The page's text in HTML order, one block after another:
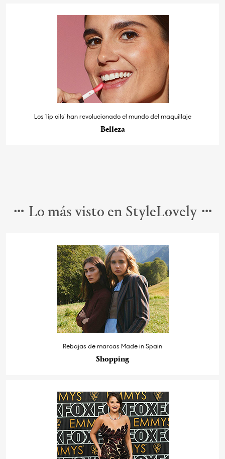
Los ‘lip oils’ han revolucionado el mundo del maquillaje
Belleza
Lo más visto en StyleLovely
Rebajas de marcas Made in Spain
Shopping